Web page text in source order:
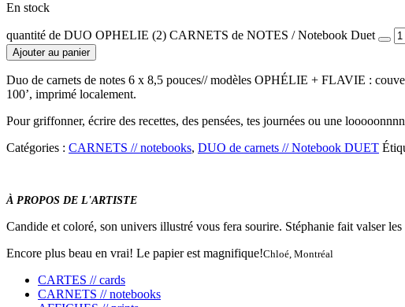
En stock
quantité de DUO OPHELIE (2) CARNETS de NOTES / Notebook Duet
Ajouter au panier
Duo de carnets de notes 6 x 8,5 pouces// modèles OPHÉLIE + FLAVIE :
100’, imprimé localement.
Pour griffonner, écrire des recettes, des pensées, tes journées ou une
Catégories : CARNETS // notebooks, DUO de carnets // Notebook DUET
À PROPOS DE L'ARTISTE
Candide et coloré, son univers illustré vous fera sourire. Stéphanie fait valser
Encore plus beau en vrai! Le papier est magnifique!Chloé, Montréal
CARTES // cards
CARNETS // notebooks